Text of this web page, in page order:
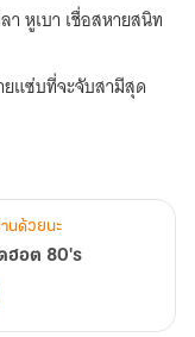
า หูเบา เชื่อสหายสนิท
ยแซ่บที่จะจับสามีสุด
น จึงทำให้กู้เหยา
านเด็กกำพร้า
นด้วยนะ
ฮอต 80's